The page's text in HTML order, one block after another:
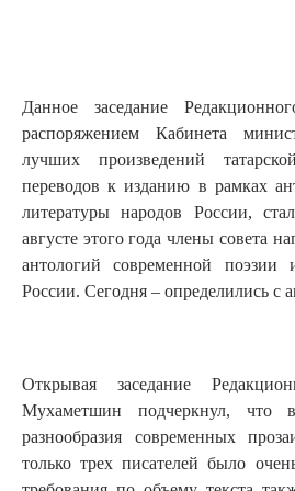
Данное заседание
распоряжением Кабинета
лучших произведений
переводов к изданию в рамках
литературы народов России,
августе этого года члены совета
антологий современной поэзии
России. Сегодня – определились с
Открывая заседание
Мухаметшин подчеркнул, что
разнообразия современных
только трех писателей было